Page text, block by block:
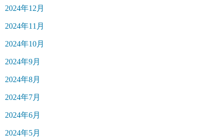
2024年12月
2024年11月
2024年10月
2024年9月
2024年8月
2024年7月
2024年6月
2024年5月